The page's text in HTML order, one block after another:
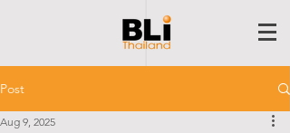
Post
Aug 9, 2025